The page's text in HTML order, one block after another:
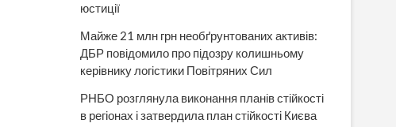
юстиції
Майже 21 млн грн необґрунтованих активів:
ДБР повідомило про підозру колишньому
керівнику логістики Повітряних Сил
РНБО розглянула виконання планів стійкості
в регіонах і затвердила план стійкості Києва